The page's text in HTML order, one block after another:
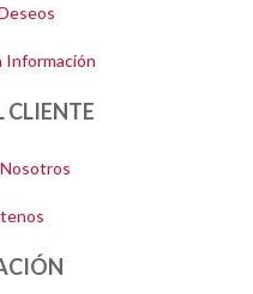
Información
CLIENTE